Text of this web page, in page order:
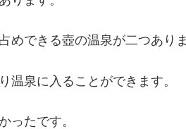
めできる壺の温泉が二つあり
温泉に入ることができます。
ったです。